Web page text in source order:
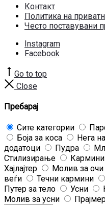
Контакт
Политика на
Често поставувани
Instagram
Facebook
Go to top
Close
Пребарај
Сите категории
Боја за коса
Нега
додатоци
Пудра
Стилизирање
Кармини
Хајлајтер
Молив за очи
веѓи
Течни кармини
Путер за тело
Усни
Молив за усни